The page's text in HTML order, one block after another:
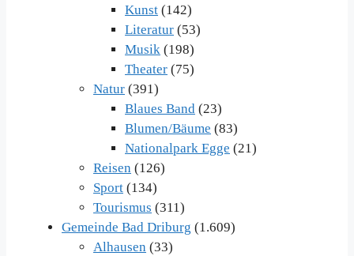
Kunst (142)
Literatur (53)
Musik (198)
Theater (75)
Natur (391)
Blaues Band (23)
Blumen/Bäume (83)
Nationalpark Egge (21)
Reisen (126)
Sport (134)
Tourismus (311)
Gemeinde Bad Driburg (1.609)
Alhausen (33)